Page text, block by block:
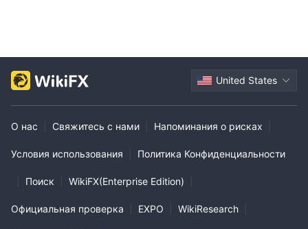
United States
О нас Свяжитесь с нами Напоминания о рисках
Условия использования Политика Конфиденциальности
Поиск WikiFX(Enterprise Edition)
Официальная проверка EXPO WikiResearch